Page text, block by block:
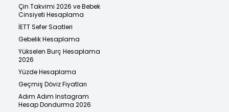
Çin Takvimi 2026 ve Bebek
Cinsiyeti Hesaplama
İETT Sefer Saatleri
Gebelik Hesaplama
Yükselen Burç Hesaplama
2026
Yüzde Hesaplama
Geçmiş Döviz Fiyatları
Adım Adım Instagram
Hesap Dondurma 2026